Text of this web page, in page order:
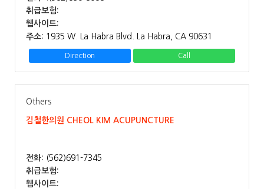
취급보험:
웹사이트:
주소: 1935 W. La Habra Blvd. La Habra, CA 90631
Direction Call
Others
김철한의원 CHEOL KIM ACUPUNCTURE
전화: (562)691-7345
취급보험:
웹사이트: